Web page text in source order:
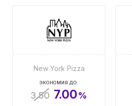
New York Pizza
ЭКОНОМИЯ ДО:
3.50 7.00%